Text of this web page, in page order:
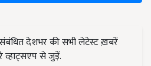
देशभर की सभी लेटेस्ट ख़बरें
व्हाट्सएप से जुड़ें.